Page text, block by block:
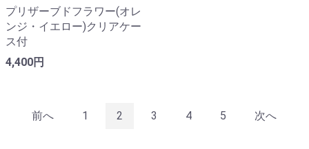
プリザーブドフラワー(オレ
ンジ・イエロー)クリアケー
ス付
4,400円
前へ 1 2 3 4 5 次へ